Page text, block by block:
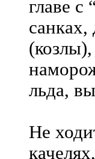
главе
льда,
Не